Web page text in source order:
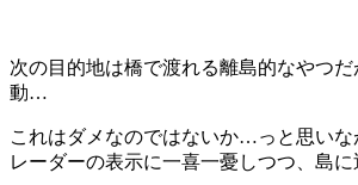
次の目的地は橋で渡れる離島的なやつ
動…
これはダメなのではないか…っと思いな
レーダーの表示に一喜一憂しつつ、島